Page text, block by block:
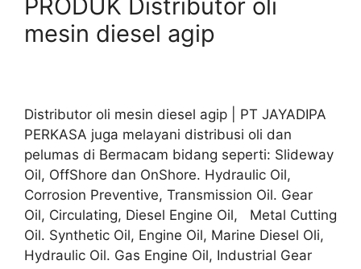
PRODUK Distributor oli
mesin diesel agip
Distributor oli mesin diesel agip | PT JAYADIPA
PERKASA juga melayani distribusi oli dan
pelumas di Bermacam bidang seperti: Slideway
Oil, OffShore dan OnShore. Hydraulic Oil,
Corrosion Preventive, Transmission Oil. Gear
Oil, Circulating, Diesel Engine Oil, Metal Cutting
Oil. Synthetic Oil, Engine Oil, Marine Diesel Oli,
Hydraulic Oil. Gas Engine Oil, Industrial Gear